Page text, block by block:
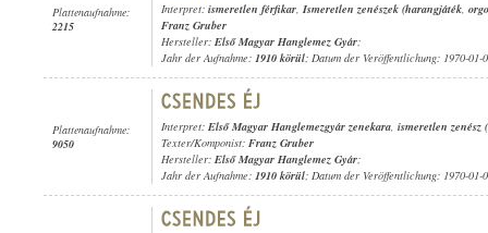
Plattenaufnahme:
2215
Interpret: ismeretlen férfikar, Ismeretlen zenészek (harangjáték,
Franz Gruber
Hersteller: Első Magyar Hanglemez Gyár;
Jahr der Aufnahme: 1910 körül; Datum der Veröffentlichung: 1970-01-
Plattenaufnahme:
9050
Interpret: Első Magyar Hanglemezgyár zenekara, ismeretlen zenész
Texter/Komponist: Franz Gruber
Hersteller: Első Magyar Hanglemez Gyár;
Jahr der Aufnahme: 1910 körül; Datum der Veröffentlichung: 1970-01-